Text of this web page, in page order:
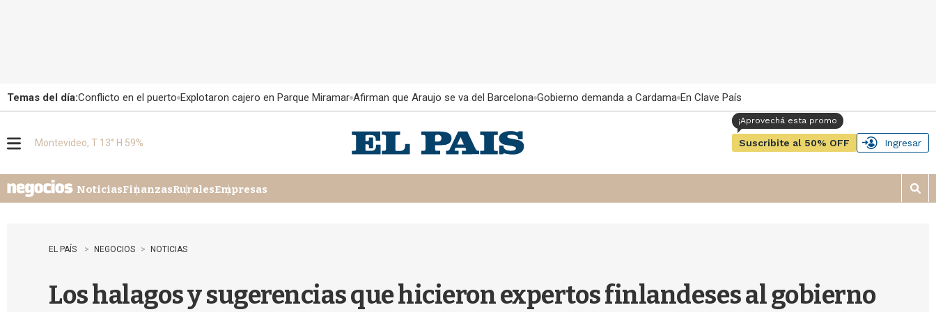
Temas del día:Conflicto en el puerto Explotaron cajero en Parque Miramar Afirman que Araujo se va del Barcelona Gobierno demanda a Cardama En Clave País
u
Montevideo, T 13° H 59% Suscribite al 50% OFF Ingresar
NoticiasFinanzasRuralesEmpresas
M
o
EL PAÍS NEGOCIOS NOTICIAS
Los halagos y sugerencias que hicieron expertos finlandeses al gobierno